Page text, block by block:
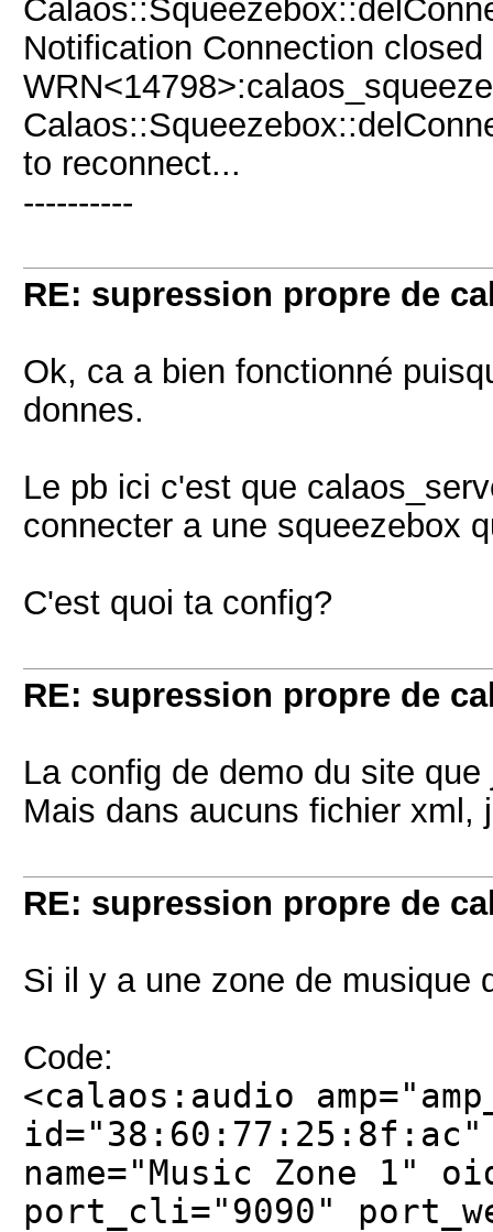
Notification Connection closed
to reconnect...
----------
RE: supression propre de
Ok, ca a bien fonctionné
donnes.
Le pb ici c'est que
connecter a une squeezebox
C'est quoi ta config?
RE: supression propre de
La config de demo du site
Mais dans aucuns fichier xml,
RE: supression propre de
Si il y a une zone de musique
Code:
<calaos:audio
name="Music Zone 1"
port_cli="9090"